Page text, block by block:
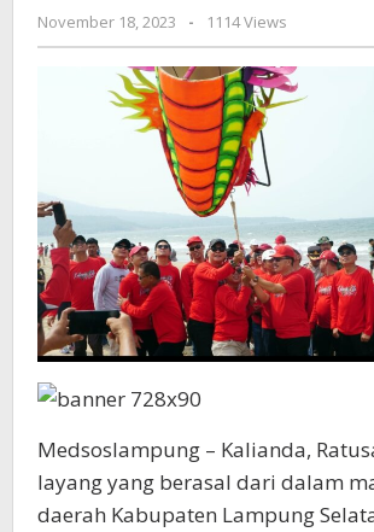
November 18, 2023
by
AdminML
- 1114 Views
Medsoslampung – Kalianda,
layang yang berasal dari dalam
daerah Kabupaten Lampung